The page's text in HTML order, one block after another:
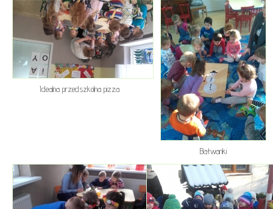
Idealna przedszkolna pizza
Bałwanki